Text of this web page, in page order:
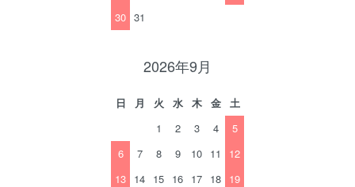
30 31
2026年9月
日 月 火 水 木 金
土
1
2 3 4
5
6
7 8 9 10 11
12
13 14 15 16 17 18 19